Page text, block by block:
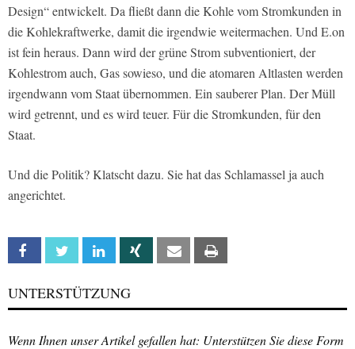
Design“ entwickelt. Da fließt dann die Kohle vom Stromkunden in
die Kohlekraftwerke, damit die irgendwie weitermachen. Und E.on
ist fein heraus. Dann wird der grüne Strom subventioniert, der
Kohlestrom auch, Gas sowieso, und die atomaren Altlasten werden
irgendwann vom Staat übernommen. Ein sauberer Plan. Der Müll
wird getrennt, und es wird teuer. Für die Stromkunden, für den
Staat.
Und die Politik? Klatscht dazu. Sie hat das Schlamassel ja auch
angerichtet.
Facebook Twitter Linkedin Xing Email
UNTERSTÜTZUNG
Wenn Ihnen unser Artikel gefallen hat: Unterstützen Sie diese Form